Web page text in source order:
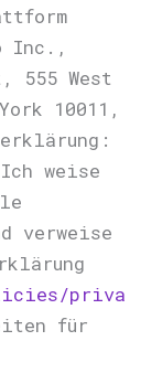
Inc.,
555 West
10011,
weise
verweise
priva
für